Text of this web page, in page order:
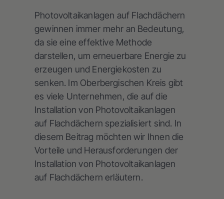
Photovoltaikanlagen auf Flachdächern
gewinnen immer mehr an Bedeutung,
da sie eine effektive Methode
darstellen, um erneuerbare Energie zu
erzeugen und Energiekosten zu
senken. Im Oberbergischen Kreis gibt
es viele Unternehmen, die auf die
Installation von Photovoltaikanlagen
auf Flachdächern spezialisiert sind. In
diesem Beitrag möchten wir Ihnen die
Vorteile und Herausforderungen der
Installation von Photovoltaikanlagen
auf Flachdächern erläutern.